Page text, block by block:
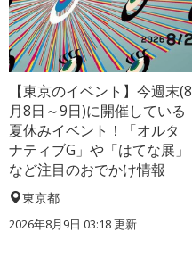
【東京のイベント】今週末(8
月8日～9日)に開催している
夏休みイベント！「オルタ
ナティブG」や「はてな展」
など注目のおでかけ情報
東京都
2026年8月9日 03:18更新